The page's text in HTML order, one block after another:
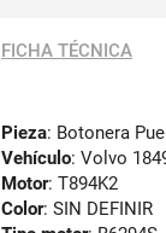
FICHA TÉCNICA
Pieza: Botonera
Vehículo: Volvo
Motor: T894K2
Color: SIN DEFINIR